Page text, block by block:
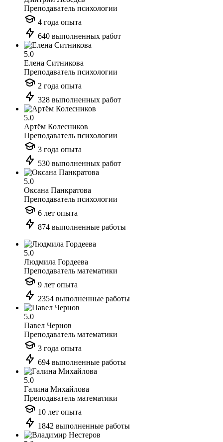
Преподаватель психологии
4 года опыта
640 выполненных работ
5.0
Елена Ситникова
Преподаватель психологии
2 года опыта
328 выполненных работ
5.0
Артём Колесников
Преподаватель психологии
3 года опыта
530 выполненных работ
5.0
Оксана Панкратова
Преподаватель психологии
6 лет опыта
874 выполненные работы
5.0
Людмила Гордеева
Преподаватель математики
9 лет опыта
2354 выполненные работы
5.0
Павел Чернов
Преподаватель математики
3 года опыта
694 выполненные работы
5.0
Галина Михайлова
Преподаватель математики
10 лет опыта
1842 выполненные работы